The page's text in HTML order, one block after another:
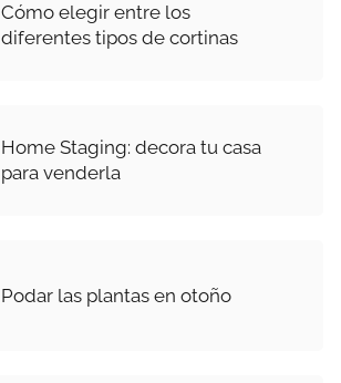
Cómo elegir entre los
diferentes tipos de cortinas
Home Staging: decora tu casa
para venderla
Podar las plantas en otoño